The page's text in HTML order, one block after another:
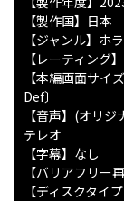
【製作国】日本
【ジャンル】ホ
【レーティング
【本編画面サイ
Def〕
【音声】(オリ
テレオ
【字幕】なし
【バリアフリー
【ディスクタイ